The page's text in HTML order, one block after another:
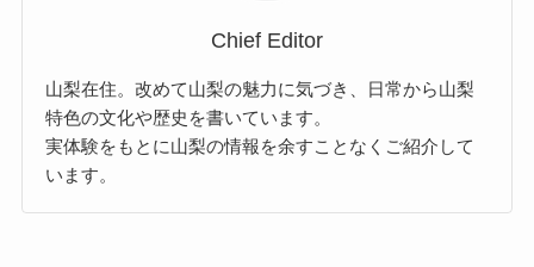
Chief Editor
山梨在住。改めて山梨の魅力に気づき、日常から山梨
特色の文化や歴史を書いています。
実体験をもとに山梨の情報を余すことなくご紹介して
います。